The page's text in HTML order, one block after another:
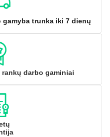
trunka iki 7 dienų
darbo gaminiai